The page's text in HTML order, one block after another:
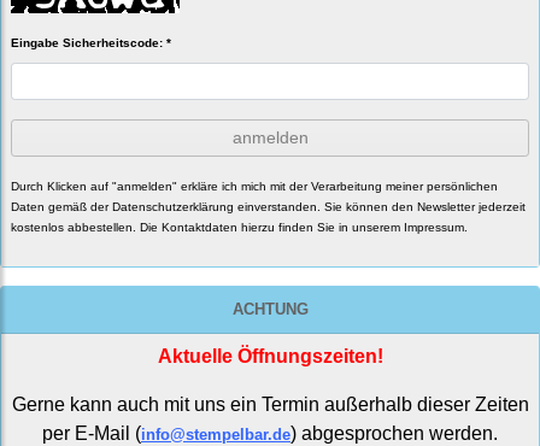
Eingabe Sicherheitscode: *
anmelden
Durch Klicken auf "anmelden" erkläre ich mich mit der Verarbeitung meiner persönlichen
Daten gemäß der Datenschutzerklärung einverstanden. Sie können den Newsletter jederzeit
kostenlos abbestellen. Die Kontaktdaten hierzu finden Sie in unserem Impressum.
ACHTUNG
Aktuelle Öffnungszeiten!
Gerne kann auch mit uns ein Termin außerhalb dieser Zeiten
per E-Mail (info@stempelbar.de) abgesprochen werden.